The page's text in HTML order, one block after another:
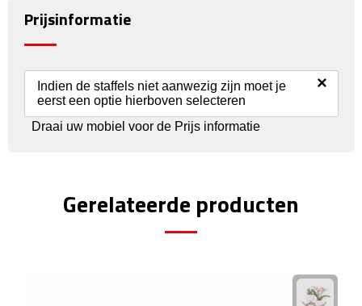
Auto Accessoires
Auto luchtverfrissers
Auto onderhoud
Auto telefoonhouders
Prijsinformatie
Indien de staffels niet aanwezig zijn moet je
eerst een optie hierboven selecteren
×
Draai uw mobiel voor de Prijs informatie
Gerelateerde producten